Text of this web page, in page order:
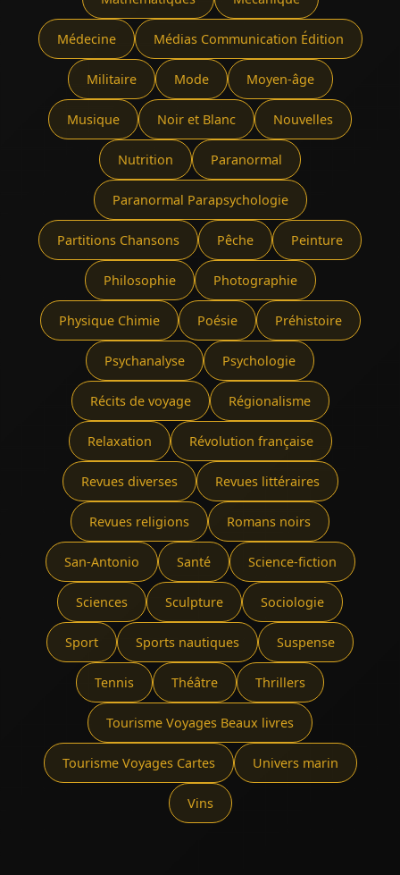
Médecine Médias Communication Édition
Militaire Mode Moyen-âge
Musique Noir et Blanc Nouvelles
Nutrition Paranormal
Paranormal Parapsychologie
Partitions Chansons Pêche Peinture
Philosophie Photographie
Physique Chimie Poésie Préhistoire
Psychanalyse Psychologie
Récits de voyage Régionalisme
Relaxation Révolution française
Revues diverses Revues littéraires
Revues religions Romans noirs
San-Antonio Santé Science-fiction
Sciences Sculpture Sociologie
Sport Sports nautiques Suspense
Tennis Théâtre Thrillers
Tourisme Voyages Beaux livres
Tourisme Voyages Cartes Univers marin
Vins